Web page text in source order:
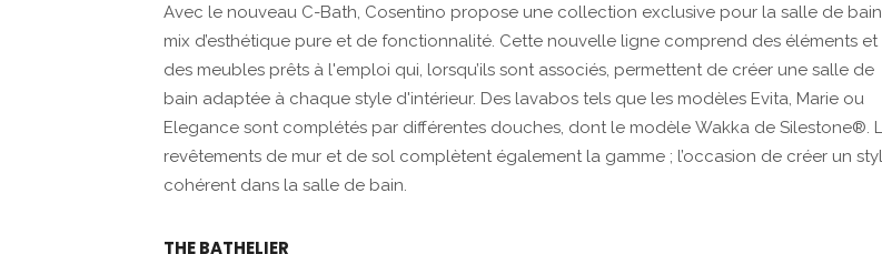
Avec le nouveau C-Bath, Cosentino propose une collection exclusive pour la salle de
mix d’esthétique pure et de fonctionnalité. Cette nouvelle ligne comprend des éléments et
des meubles prêts à l'emploi qui, lorsqu’ils sont associés, permettent de créer une salle de
bain adaptée à chaque style d'intérieur. Des lavabos tels que les modèles Evita, Marie ou
Elegance sont complétés par différentes douches, dont le modèle Wakka de Silestone®.
revêtements de mur et de sol complètent également la gamme ; l’occasion de créer un
cohérent dans la salle de bain.
THE BATHELIER